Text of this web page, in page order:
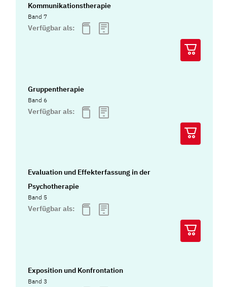
Kommunikationstherapie
Band 7
Verfügbar als:
Gruppentherapie
Band 6
Verfügbar als:
Evaluation und Effekterfassung in der
Psychotherapie
Band 5
Verfügbar als:
Exposition und Konfrontation
Band 3